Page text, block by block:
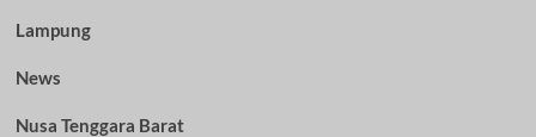
Lampung
News
Nusa Tenggara Barat